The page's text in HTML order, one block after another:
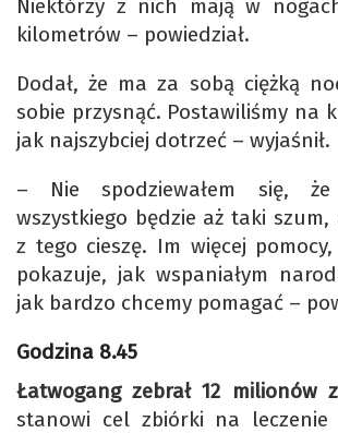
Niektórzy z nich mają w
kilometrów – powiedział.
Dodał, że ma za sobą ciężką
sobie przysnąć. Postawiliśmy na
jak najszybciej dotrzeć – wyjaśnił.
– Nie spodziewałem się,
wszystkiego będzie aż taki
z tego cieszę. Im więcej
pokazuje, jak wspaniałym
jak bardzo chcemy pomagać –
Godzina 8.45
Łatwogang zebrał 12 milionów
stanowi cel zbiórki na leczenie